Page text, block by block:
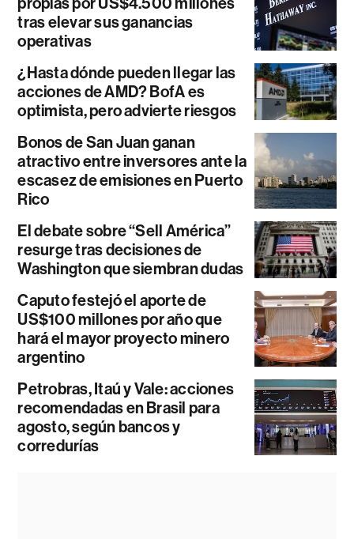
tras elevar sus ganancias
operativas
¿Hasta dónde pueden llegar las
acciones de AMD? BofA es
optimista, pero advierte riesgos
Bonos de San Juan ganan
atractivo entre inversores ante la
escasez de emisiones en Puerto
Rico
El debate sobre “Sell América”
resurge tras decisiones de
Washington que siembran dudas
Caputo festejó el aporte de
US$100 millones por año que
hará el mayor proyecto minero
argentino
Petrobras, Itaú y Vale: acciones
recomendadas en Brasil para
agosto, según bancos y
corredurías